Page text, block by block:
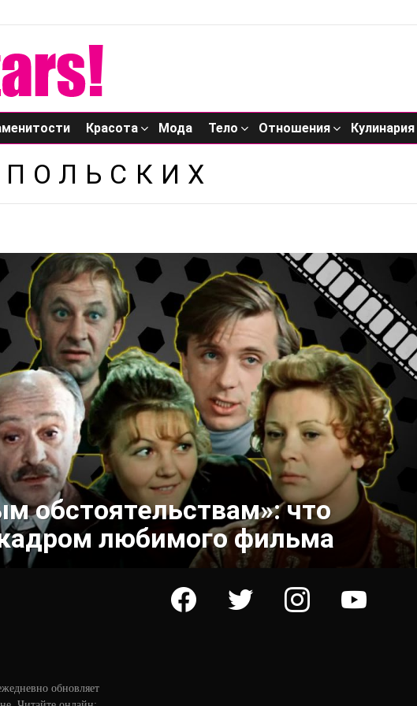
Красота Мода Тело Отношения Кулинария
обстоятельствам»: что
любимого фильма
facebook twitter instagram youtube
обновляет